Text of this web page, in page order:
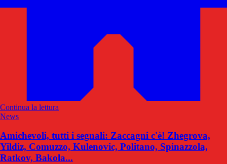
Continua la lettura
News
Amichevoli, tutti i segnali: Zaccagni c'è! Zhegrova,
Yildiz, Comuzzo, Kulenovic, Politano, Spinazzola,
Ratkov, Bakola...